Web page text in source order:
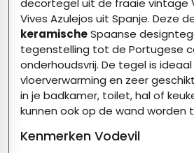
Vives Azulejos uit Spanje. Deze
keramischeSpaanse
tegenstelling tot de Portugese
onderhoudsvrij. De tegel is
vloerverwarming en zeer
in je badkamer, toilet, hal of
kunnen ook op de wand worden
Kenmerken Vodevil